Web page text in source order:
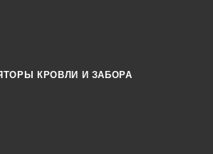
КРОВЛИ И ЗАБОРА